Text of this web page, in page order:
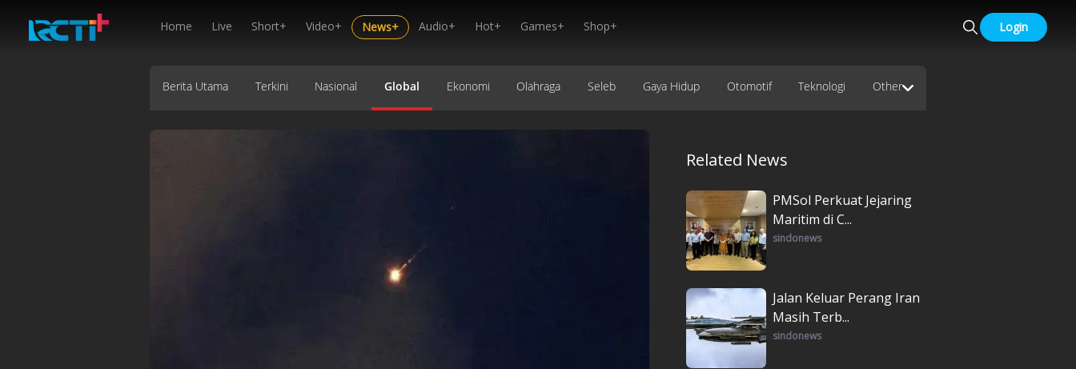
Home Live Short+ Video+ News+ Audio+ Hot+ Games+ Shop+ Login
Berita Utama Terkini Nasional Global Ekonomi Olahraga Seleb Gaya Hidup Otomotif Teknologi Other
Related News
PMSol Perkuat Jejaring
Maritim di C...
sindonews
Jalan Keluar Perang Iran
Masih Terb...
sindonews